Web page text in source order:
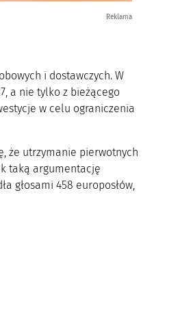
Reklama
i dostawczych. W
a nie tylko z bieżącego
w celu ograniczenia
że utrzymanie pierwotnych
taką argumentację
głosami 458 europosłów,